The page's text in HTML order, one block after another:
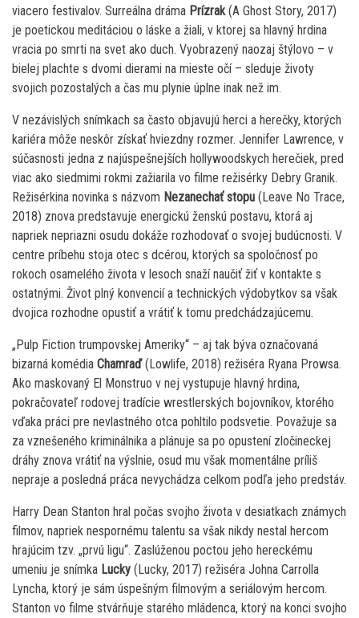
viacero festivalov. Surreálna dráma Prízrak (A Ghost Story, 2017)
je poetickou meditáciou o láske a žiali, v ktorej sa hlavný hrdina
vracia po smrti na svet ako duch. Vyobrazený naozaj štýlovo – v
bielej plachte s dvomi dierami na mieste očí – sleduje životy
svojich pozostalých a čas mu plynie úplne inak než im.
V nezávislých snímkach sa často objavujú herci a herečky, ktorých
kariéra môže neskôr získať hviezdny rozmer. Jennifer Lawrence, v
súčasnosti jedna z najúspešnejších hollywoodskych herečiek, pred
viac ako siedmimi rokmi zažiarila vo filme režisérky Debry Granik.
Režisérkina novinka s názvom Nezanechať stopu (Leave No Trace,
2018) znova predstavuje energickú ženskú postavu, ktorá aj
napriek nepriazni osudu dokáže rozhodovať o svojej budúcnosti. V
centre príbehu stoja otec s dcérou, ktorých sa spoločnosť po
rokoch osamelého života v lesoch snaží naučiť žiť v kontakte s
ostatnými. Život plný konvencií a technických výdobytkov sa však
dvojica rozhodne opustiť a vrátiť k tomu predchádzajúcemu.
„Pulp Fiction trumpovskej Ameriky“ – aj tak býva označovaná
bizarná komédia Chamraď(Lowlife, 2018) režiséra Ryana Prowsa.
Ako maskovaný El Monstruo v nej vystupuje hlavný hrdina,
pokračovateľ rodovej tradície wrestlerských bojovníkov, ktorého
vďaka práci pre nevlastného otca pohltilo podsvetie. Považuje sa
za vznešeného kriminálnika a plánuje sa po opustení zločineckej
dráhy znova vrátiť na výslnie, osud mu však momentálne príliš
nepraje a posledná práca nevychádza celkom podľa jeho predstáv.
Harry Dean Stanton hral počas svojho života v desiatkach známych
filmov, napriek nespornému talentu sa však nikdy nestal hercom
hrajúcim tzv. „prvú ligu“. Zaslúženou poctou jeho hereckému
umeniu je snímka Lucky (Lucky, 2017) režiséra Johna Carrolla
Lyncha, ktorý je sám úspešným filmovým a seriálovým hercom.
Stanton vo filme stvárňuje starého mládenca, ktorý na konci svojho